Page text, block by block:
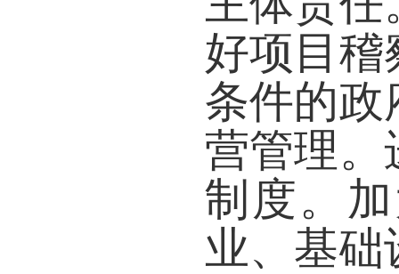
好项目稽
条件的政
营管理。
制度。
业、基础